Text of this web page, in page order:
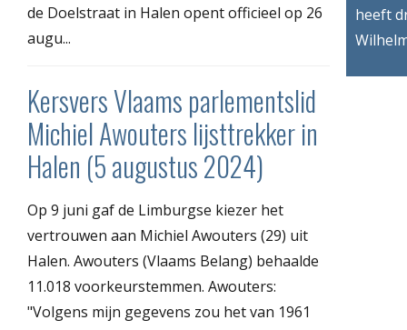
de Doelstraat in Halen opent officieel op 26
augu...
Kersvers Vlaams parlementslid
Michiel Awouters lijsttrekker in
Halen (5 augustus 2024)
Op 9 juni gaf de Limburgse kiezer het
vertrouwen aan Michiel Awouters (29) uit
Halen. Awouters (Vlaams Belang) behaalde
11.018 voorkeurstemmen. Awouters:
"Volgens mijn gegevens zou het van 1961
heeft